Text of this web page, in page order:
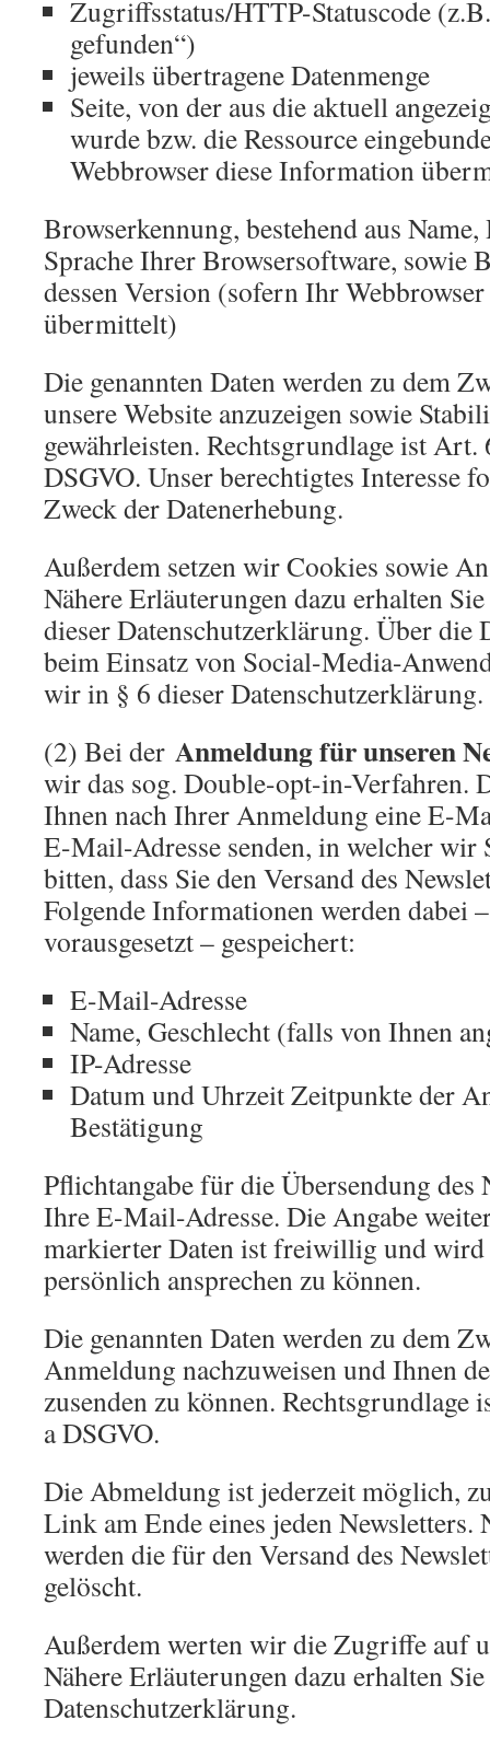
Zugriffsstatus/HTTP-Statuscode
gefunden“)
jeweils übertragene Datenmenge
Seite, von der aus die aktuell
wurde bzw. die Ressource
Webbrowser diese Information
Browserkennung, bestehend aus
Sprache Ihrer Browsersoftware, sowie
dessen Version (sofern Ihr
übermittelt)
Die genannten Daten werden zu dem
unsere Website anzuzeigen sowie
gewährleisten. Rechtsgrundlage ist
DSGVO. Unser berechtigtes Interesse
Zweck der Datenerhebung.
Außerdem setzen wir Cookies sowie
Nähere Erläuterungen dazu erhalten
dieser Datenschutzerklärung. Über die
beim Einsatz von Social-Media-
wir in § 6 dieser Datenschutzerklärung.
(2) Bei der Anmeldung für unseren
wir das sog. Double-opt-in-Verfahren.
Ihnen nach Ihrer Anmeldung eine E-
E-Mail-Adresse senden, in welcher wir
bitten, dass Sie den Versand des
Folgende Informationen werden dabei
vorausgesetzt – gespeichert:
E-Mail-Adresse
Name, Geschlecht (falls von Ihnen
IP-Adresse
Datum und Uhrzeit Zeitpunkte der
Bestätigung
Pflichtangabe für die Übersendung des
Ihre E-Mail-Adresse. Die Angabe
markierter Daten ist freiwillig und wird
persönlich ansprechen zu können.
Die genannten Daten werden zu dem
Anmeldung nachzuweisen und Ihnen
zusenden zu können. Rechtsgrundlage
a DSGVO.
Die Abmeldung ist jederzeit möglich,
Link am Ende eines jeden Newsletters.
werden die für den Versand des
gelöscht.
Außerdem werten wir die Zugriffe auf
Nähere Erläuterungen dazu erhalten
Datenschutzerklärung.